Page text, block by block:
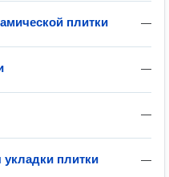
—
плитки
—
—
—
укладки плитки